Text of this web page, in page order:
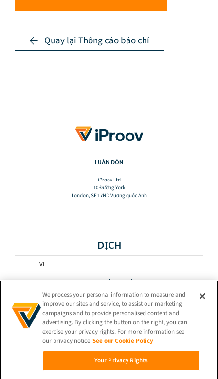
Quay lại Thông cáo báo chí
LUÂN ĐÔN
iProov Ltd
10 Đường York
London, SE1 7ND Vương quốc Anh
DỊCH
VI
GIỮ KẾT NỐI!
© 2026 iProov |Chính sách bảo mật
We process your personal information to measure and
improve our sites and service, to assist our marketing
campaigns and to provide personalised content and
advertising. By clicking the button on the right, you can
exercise your privacy rights. For more information see
our privacy notice See our Cookie Policy
Your Privacy Rights